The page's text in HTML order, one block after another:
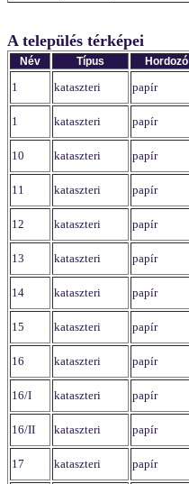
A település térképei
Név Típus Hordozó
1 kataszteri papír
1 kataszteri papír
10 kataszteri papír
11 kataszteri papír
12 kataszteri papír
13 kataszteri papír
14 kataszteri papír
15 kataszteri papír
16 kataszteri papír
16/I kataszteri papír
16/II kataszteri papír
17 kataszteri papír